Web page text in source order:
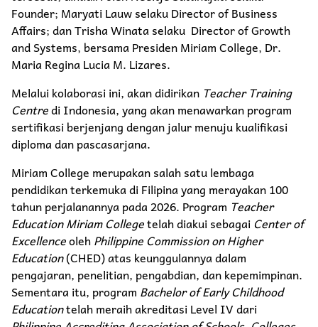
Founder; Maryati Lauw selaku Director of Business
Affairs; dan Trisha Winata selaku Director of Growth
and Systems, bersama Presiden Miriam College, Dr.
Maria Regina Lucia M. Lizares.
Melalui kolaborasi ini, akan didirikan Teacher Training
Centredi Indonesia, yang akan menawarkan program
sertifikasi berjenjang dengan jalur menuju kualifikasi
diploma dan pascasarjana.
Miriam College merupakan salah satu lembaga
pendidikan terkemuka di Filipina yang merayakan 100
tahun perjalanannya pada 2026. Program Teacher
Education Miriam Collegetelah diakui sebagai Center of
ExcellenceolehPhilippine Commission on Higher
Education(CHED) atas keunggulannya dalam
pengajaran, penelitian, pengabdian, dan kepemimpinan.
Sementara itu, program Bachelor of Early Childhood
Educationtelah meraih akreditasi Level IV dari